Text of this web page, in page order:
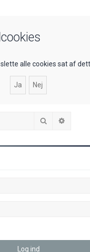
alle cookies sat af
Søg